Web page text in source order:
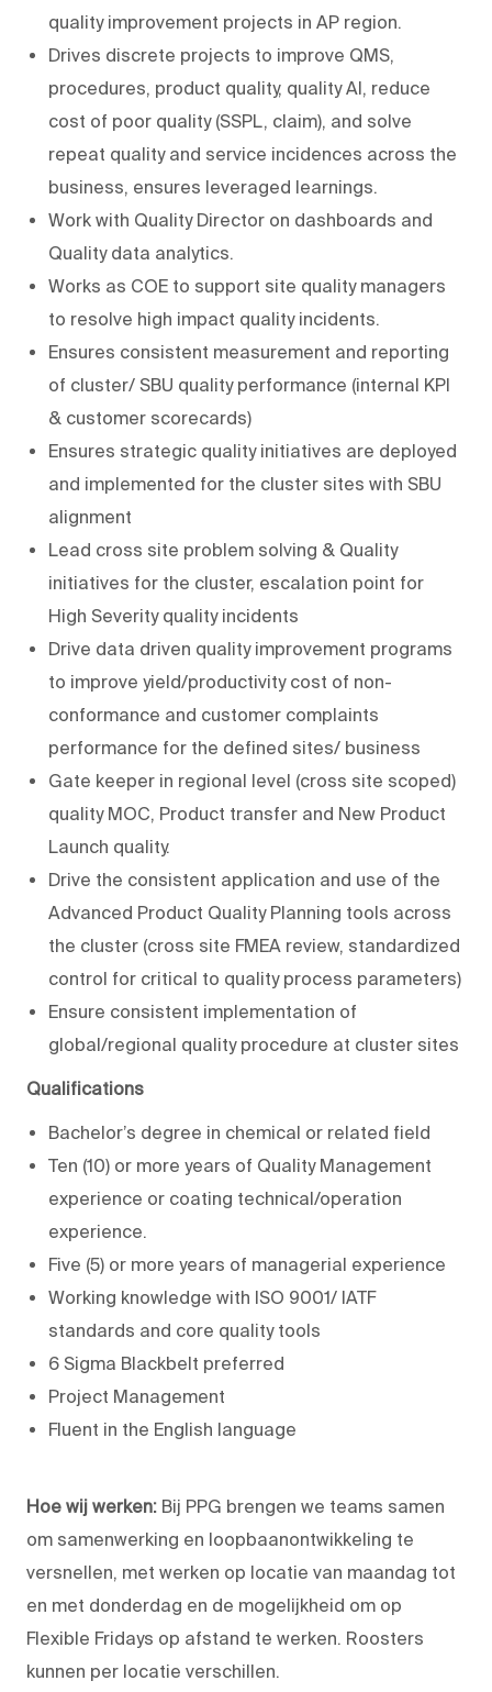
quality improvement projects in AP region.
Drives discrete projects to improve QMS,
procedures, product quality, quality AI, reduce
cost of poor quality (SSPL, claim), and solve
repeat quality and service incidences across the
business, ensures leveraged learnings.
Work with Quality Director on dashboards and
Quality data analytics​.
Works as COE to support site quality managers
to resolve high impact quality incidents.
Ensures consistent measurement and reporting
of cluster/ SBU quality performance (internal KPI
& customer scorecards)
Ensures strategic quality initiatives are deployed
and implemented for the cluster sites with SBU
alignment
Lead cross site problem solving & Quality
initiatives for the cluster, escalation point for
High Severity quality incidents
Drive data driven quality improvement programs
to improve yield/productivity cost of non-
conformance and customer complaints
performance for the defined sites/ business
Gate keeper in regional level (cross site scoped)
quality MOC, Product transfer and New Product
Launch quality.
Drive the consistent application and use of the
Advanced Product Quality Planning tools across
the cluster (cross site FMEA review, standardized
control for critical to quality process parameters)
Ensure consistent implementation of
global/regional quality procedure at cluster sites
Qualifications
Bachelor’s degree in chemical or related field
Ten (10) or more years of Quality Management
experience or coating technical/operation
experience.
Five (5) or more years of managerial experience
Working knowledge with ISO 9001/ IATF
standards and core quality tools
6 Sigma Blackbelt preferred
Project Management
Fluent in the English language
Hoe wij werken: Bij PPG brengen we teams samen
om samenwerking en loopbaanontwikkeling te
versnellen, met werken op locatie van maandag tot
en met donderdag en de mogelijkheid om op
Flexible Fridays op afstand te werken. Roosters
kunnen per locatie verschillen.